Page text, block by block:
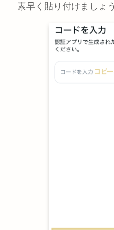
素早く貼り付けましょう